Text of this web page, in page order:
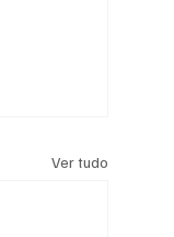
Ver tudo